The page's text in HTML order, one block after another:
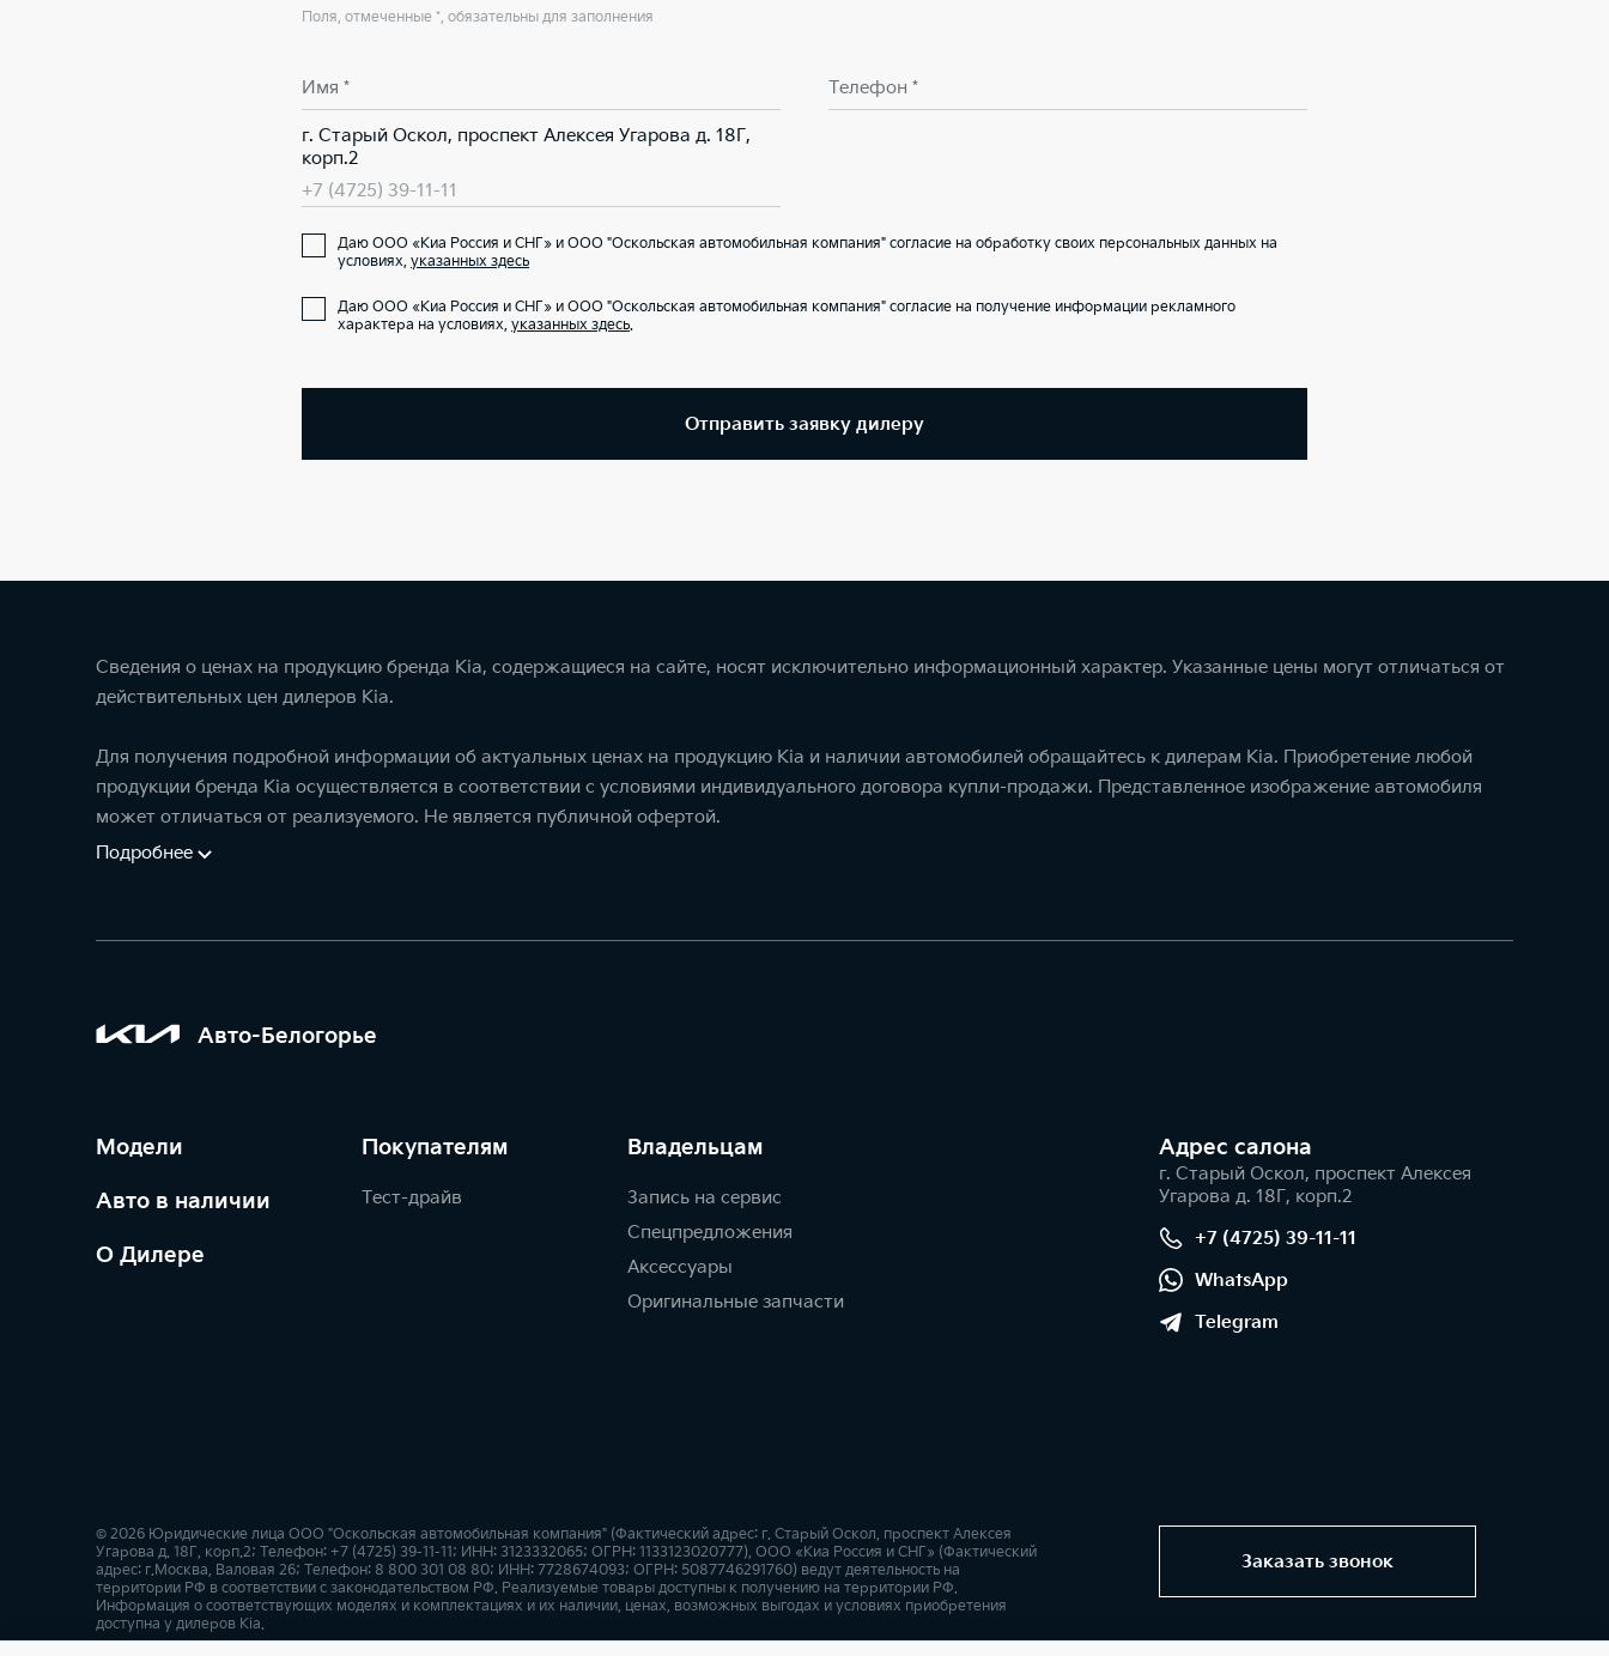
Поля, отмеченные *, обязательны для заполнения
Имя * Телефон *
г. Старый Оскол, проспект Алексея Угарова д. 18Г,
корп.2
+7 (4725) 39-11-11
Даю ООО «Киа Россия и СНГ» и ООО "Оскольская автомобильная компания" согласие на обработку своих персональных данных на
условиях, указанных здесь
Даю ООО «Киа Россия и СНГ» и ООО "Оскольская автомобильная компания" согласие на получение информации рекламного
характера на условиях, указанных здесь.
Отправить заявку дилеру
Сведения о ценах на продукцию бренда Kia, содержащиеся на сайте, носят исключительно информационный характер. Указанные цены могут отличаться от
действительных цен дилеров Kia.
Для получения подробной информации об актуальных ценах на продукцию Kia и наличии автомобилей обращайтесь к дилерам Kia. Приобретение любой
продукции бренда Kia осуществляется в соответствии с условиями индивидуального договора купли-продажи. Представленное изображение автомобиля
может отличаться от реализуемого. Не является публичной офертой.
Подробнее
Авто-Белогорье
Модели
Авто в наличии
О Дилере
Покупателям
Тест-драйв
Владельцам
Запись на сервис
Спецпредложения
Аксессуары
Оригинальные запчасти
Адрес салонa
г. Старый Оскол, проспект Алексея
Угарова д. 18Г, корп.2
+7 (4725) 39-11-11
WhatsApp
Telegram
Заказать звонок
© 2026 Юридические лица ООО "Оскольская автомобильная компания" (Фактический адрес: г. Старый Оскол, проспект Алексея
Угарова д. 18Г, корп.2; Телефон: +7 (4725) 39-11-11; ИНН: 3123332065; ОГРН: 1133123020777), ООО «Киа Россия и СНГ» (Фактический
адрес: г.Москва, Валовая 26; Телефон: 8 800 301 08 80; ИНН: 7728674093; ОГРН: 5087746291760) ведут деятельность на
территории РФ в соответствии с законодательством РФ. Реализуемые товары доступны к получению на территории РФ.
Информация о соответствующих моделях и комплектациях и их наличии, ценах, возможных выгодах и условиях приобретения
доступна у дилеров Kia.